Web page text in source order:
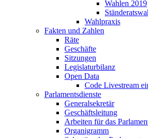
Wahlen 2019
Wahlpraxis
Fakten und Zahlen
Räte
Geschäfte
Sitzungen
Legislaturbilanz
Open Data
Code Livestream
Parlamentsdienste
Generalsekretär
Geschäftsleitung
Arbeiten für das
Organigramm